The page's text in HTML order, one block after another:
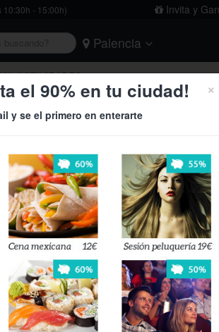
10:30h - 15:00h) Invita y
Palencia
Bilbao Burgos
Madrid Oviedo
Valencia Vitoria
ACTIVIDADES
×
el 90% en tu ciudad!
y se el primero en enterarte